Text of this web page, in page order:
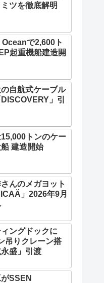
ツを徹底解明
で2,600ト
起重機船建造開
自航式ケーブル
」引
トンのケー
建造開始
んのメガヨット
」2026年9月
ングドックに
吊りクレーン搭
盛」引渡
SSEN